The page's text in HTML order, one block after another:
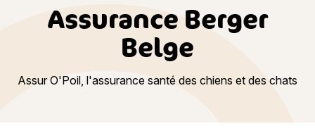
Assurance Berger
Belge
Assur O'Poil, l'assurance santé des chiens et des chats